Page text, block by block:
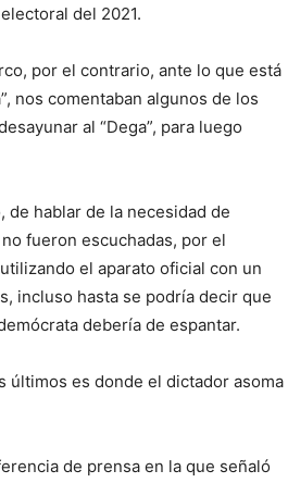
del 2021.
por el contrario, ante lo que está
nos comentaban algunos de los
al “Dega”, para luego
hablar de la necesidad de
fueron escuchadas, por el
el aparato oficial con un
incluso hasta se podría decir que
debería de espantar.
últimos es donde el dictador asoma
de prensa en la que señaló